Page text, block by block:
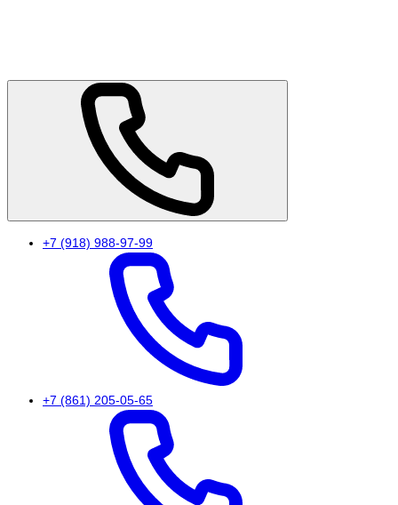
+7 (918) 988-97-99
+7 (861) 205-05-65